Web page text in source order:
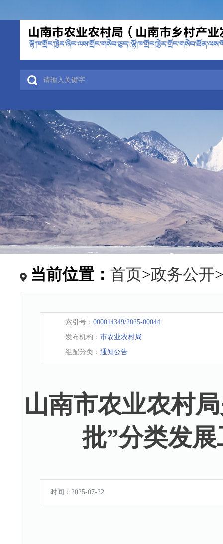
当前位置： 首页>政务公开>
索引号： 000014349/2025-00044
发布机构： 市农业农村局
组配分类： 通知公告
山南市农业农村
批”分类发
时间：2025-07-22